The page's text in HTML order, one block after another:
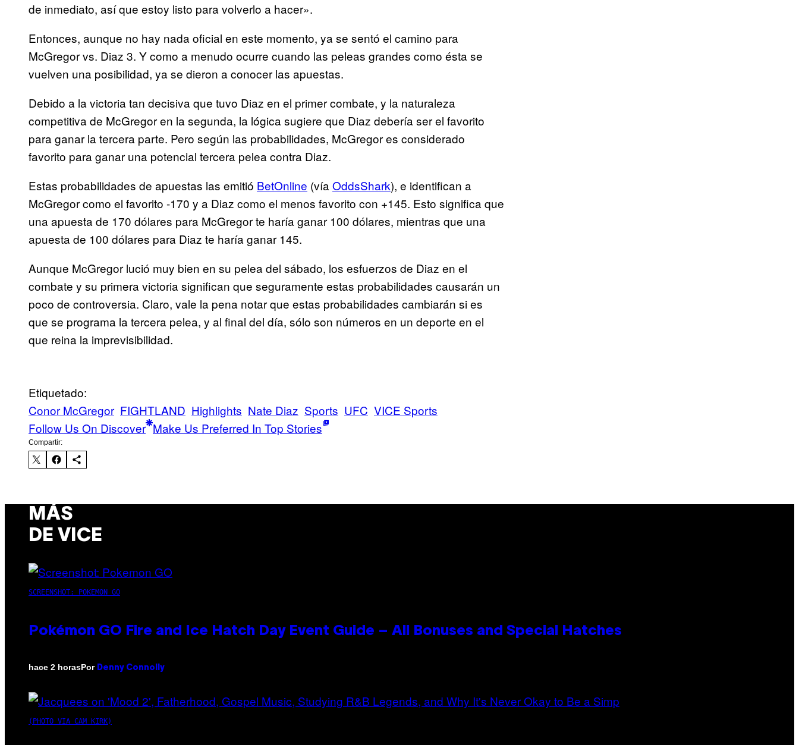
de inmediato, así que estoy listo para volverlo a hacer».
Entonces, aunque no hay nada oficial en este momento, ya se sentó el camino para
McGregor vs. Diaz 3. Y como a menudo ocurre cuando las peleas grandes como ésta se
vuelven una posibilidad, ya se dieron a conocer las apuestas.
Debido a la victoria tan decisiva que tuvo Diaz en el primer combate, y la naturaleza
competitiva de McGregor en la segunda, la lógica sugiere que Diaz debería ser el favorito
para ganar la tercera parte. Pero según las probabilidades, McGregor es considerado
favorito para ganar una potencial tercera pelea contra Diaz.
Estas probabilidades de apuestas las emitió BetOnline (vía OddsShark), e identifican a
McGregor como el favorito -170 y a Diaz como el menos favorito con +145. Esto significa que
una apuesta de 170 dólares para McGregor te haría ganar 100 dólares, mientras que una
apuesta de 100 dólares para Diaz te haría ganar 145.
Aunque McGregor lució muy bien en su pelea del sábado, los esfuerzos de Diaz en el
combate y su primera victoria significan que seguramente estas probabilidades causarán un
poco de controversia. Claro, vale la pena notar que estas probabilidades cambiarán si es
que se programa la tercera pelea, y al final del día, sólo son números en un deporte en el
que reina la imprevisibilidad.
Etiquetado:
Conor McGregor FIGHTLAND Highlights Nate Diaz Sports UFC VICE Sports
Follow Us On Discover Make Us Preferred In Top Stories
Compartir:
MÁS
DE VICE
SCREENSHOT: POKEMON GO
Pokémon GO Fire and Ice Hatch Day Event Guide – All Bonuses and Special Hatches
hace 2 horasPor Denny Connolly
(PHOTO VIA CAM KIRK)